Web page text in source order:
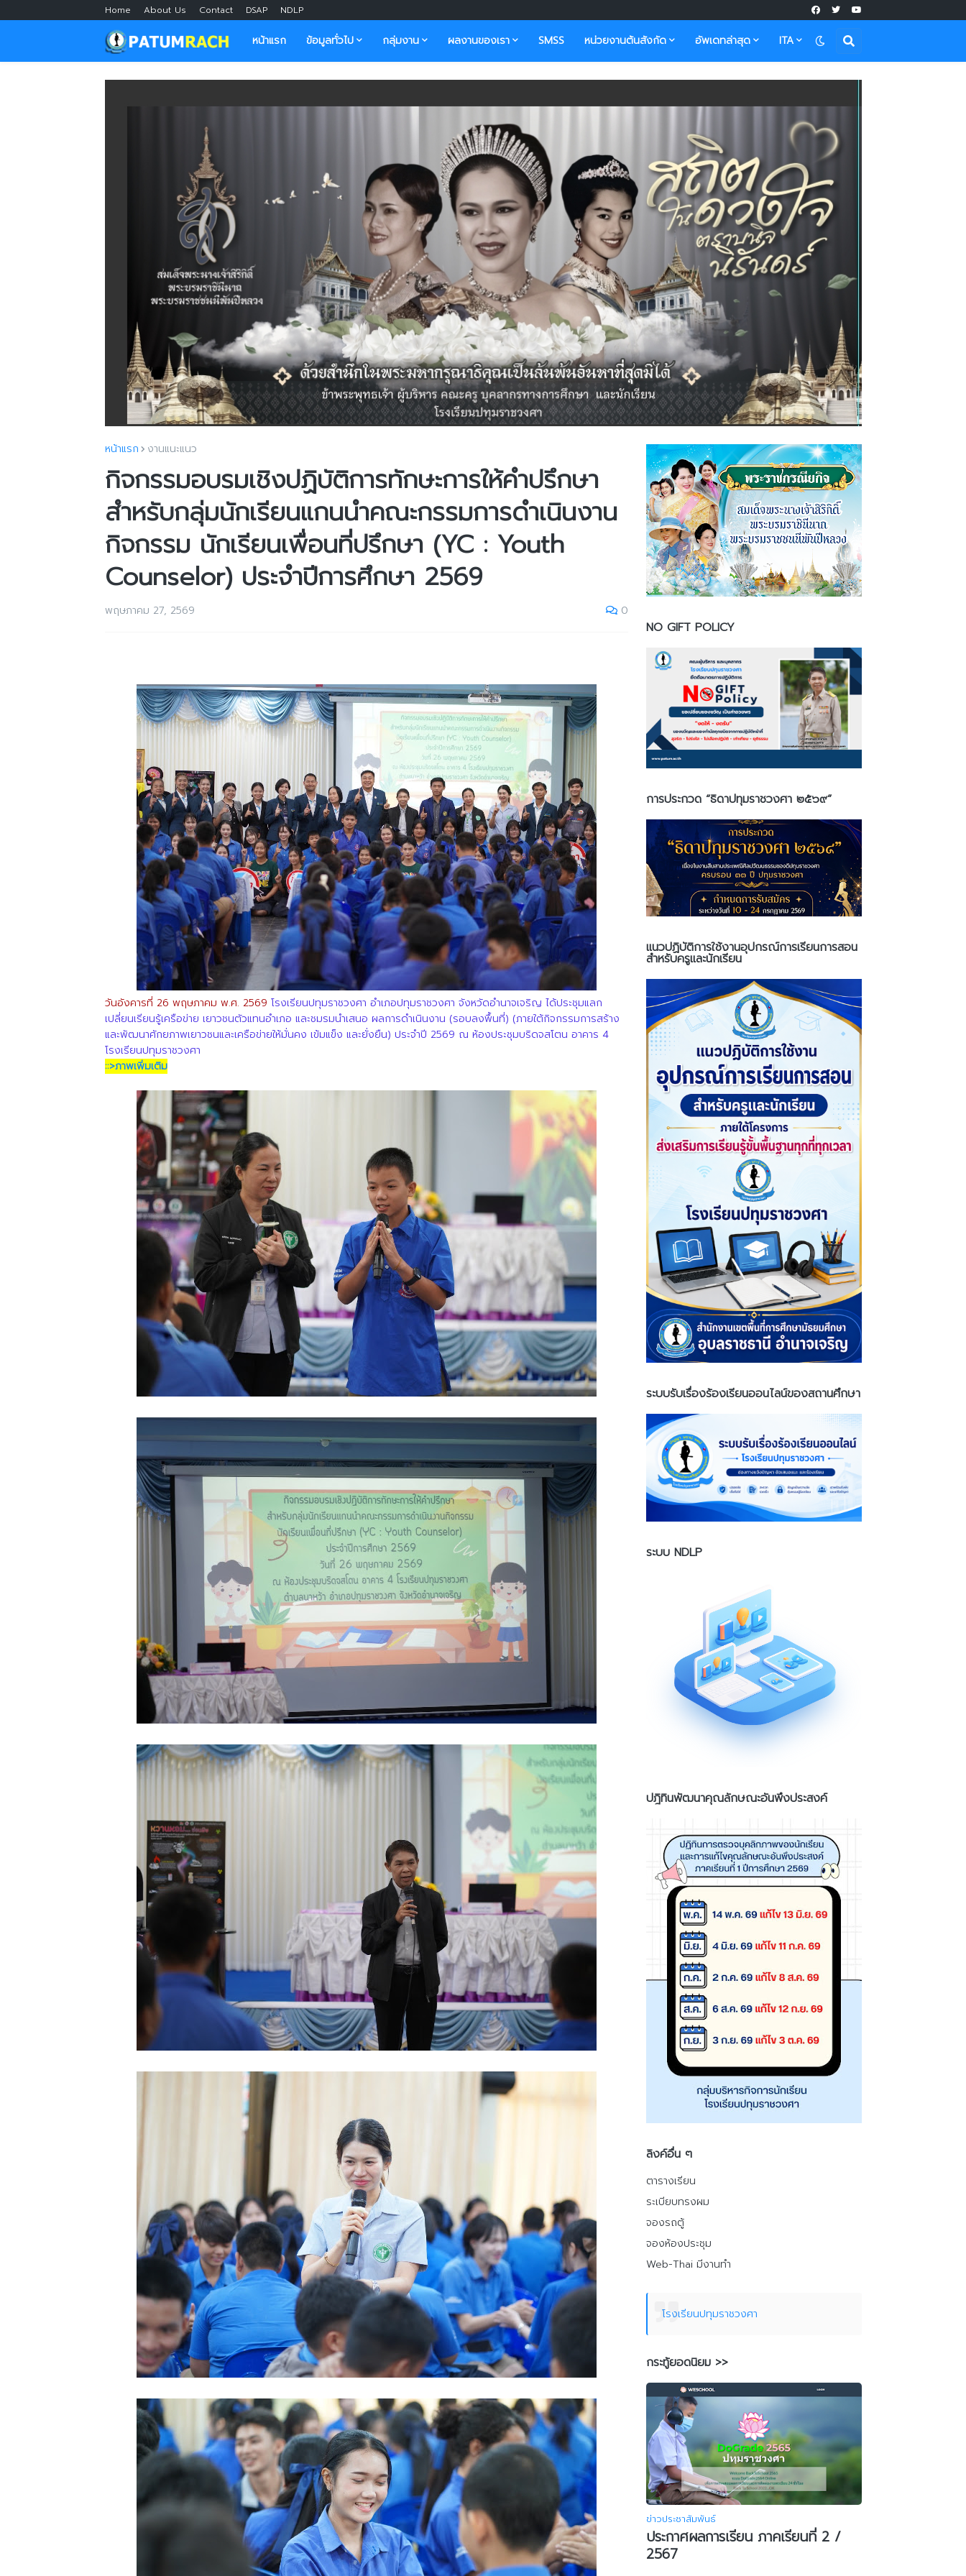
Home About Us Contact DSAP NDLP
หน้าแรก ข้อมูลทั่วไป กลุ่มงาน ผลงานของเรา SMSS หน่วยงานต้นสังกัด อัพเดทล่าสุด ITA
หน้าแรก งานแนะแนว
กิจกรรมอบรมเชิงปฏิบัติการทักษะการให้คำปรึกษา
สำหรับกลุ่มนักเรียนแกนนำคณะกรรมการดำเนินงาน
กิจกรรม นักเรียนเพื่อนที่ปรึกษา (YC : Youth
Counselor) ประจำปีการศึกษา 2569
พฤษภาคม 27, 2569 0
วันอังคารที่ 26 พฤษภาคม พ.ศ. 2569 โรงเรียนปทุมราชวงศา อำเภอปทุมราชวงศา จังหวัดอำนาจเจริญ ได้ประชุมแลก
เปลี่ยนเรียนรู้เครือข่าย เยาวชนตัวแทนอำเภอ และชมรมนำเสนอ ผลการดำเนินงาน (รอบลงพื้นที่) (ภายใต้กิจกรรมการสร้าง
และพัฒนาศักยภาพเยาวชนและเครือข่ายให้มั่นคง เข้มแข็ง และยั่งยืน) ประจำปี 2569 ณ ห้องประชุมบริดจสโตน อาคาร 4
โรงเรียนปทุมราชวงศา
::>ภาพเพิ่มเติม
NO GIFT POLICY
การประกวด “ธิดาปทุมราชวงศา ๒๕๖๙”
แนวปฏิบัติการใช้งานอุปกรณ์การเรียนการสอน
สำหรับครูและนักเรียน
ระบบรับเรื่องร้องเรียนออนไลน์ของสถานศึกษา
ระบบ NDLP
ปฎิทินพัฒนาคุณลักษณะอันพึงประสงค์
ลิงค์อื่น ๆ
ตารางเรียน
ระเบียบทรงผม
จองรถตู้
จองห้องประชุม
Web-Thai มีงานทำ
โรงเรียนปทุมราชวงศา
กระทู้ยอดนิยม >>
ข่าวประชาสัมพันธ์
ประกาศผลการเรียน ภาคเรียนที่ 2 /
2567